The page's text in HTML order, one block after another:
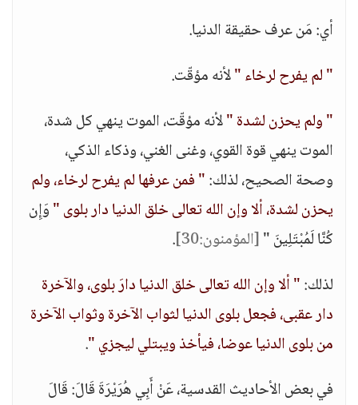
أي: مَن عرف حقيقة الدنيا.
" لم يفرح لرخاء "لأنه مؤقّت.
" ولم يحزن لشدة "لأنه مؤقّت، الموت ينهي كل شدة،
الموت ينهي قوة القوي، وغنى الغني، وذكاء الذكي،
وصحة الصحيح، لذلك:" فمن عرفها لم يفرح لرخاء، ولم
يحزن لشدة، ألا وإن الله تعالى خلق الدنيا دار بلوى "وَإِن
كُنَّا لَمُبْتَلِينَ "[المؤمنون:30]
.
لذلك:" ألا وإن الله تعالى خلق الدنيا دارَ بلوى، والآخرة
دار عقبى، فجعل بلوى الدنيا لثواب الآخرة وثواب الآخرة
من بلوى الدنيا عوضا، فيأخذ ويبتلي ليجزي ".
في بعض الأحاديث القدسية، عَنْ أَبِي هُرَيْرَةَ قَالَ: قَالَ